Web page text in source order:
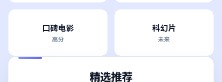
口碑电影
高分
科幻片
未来
精选推荐